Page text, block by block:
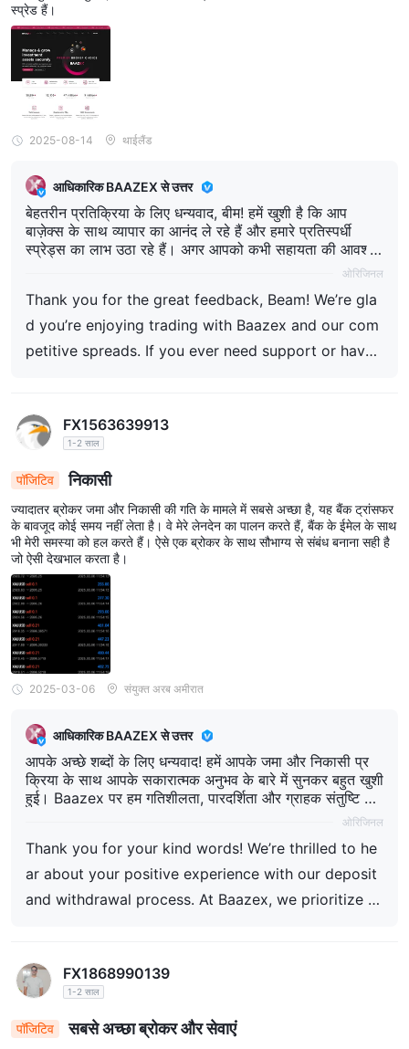
स्प्रेड हैं।
2025-08-14 थाईलैंड
आधिकारिक BAAZEX से उत्तर
बेहतरीन प्रतिक्रिया के लिए धन्यवाद, बीम! हमें खुशी है कि आप
बाज़ेक्स के साथ व्यापार का आनंद ले रहे हैं और हमारे प्रतिस्पर्धी
स्प्रेड्स का लाभ उठा रहे हैं। अगर आपको कभी सहायता की आवश्य
कता हो या अपने अनुभव को बेहतर बनाने के लिए कोई सुझाव हो, तो
रें। हैप्पी ट्रेडिंग!
ओरिजिनल
Thank you for the great feedback, Beam! We’re gla
d you’re enjoying trading with Baazex and our com
petitive spreads. If you ever need support or have
. Happy trading!”
FX1563639913
1-2 साल
पॉजिटिव निकासी
ज्यादातर ब्रोकर जमा और निकासी की गति के मामले में सबसे अच्छा है, यह बैंक ट्रांसफर
के बावजूद कोई समय नहीं लेता है। वे मेरे लेनदेन का पालन करते हैं, बैंक के ईमेल के साथ
भी मेरी समस्या को हल करते हैं। ऐसे एक ब्रोकर के साथ सौभाग्य से संबंध बनाना सही है
जो ऐसी देखभाल करता है।
2025-03-06 संयुक्त अरब अमीरात
आधिकारिक BAAZEX से उत्तर
आपके अच्छे शब्दों के लिए धन्यवाद! हमें आपके जमा और निकासी प्र
क्रिया के साथ आपके सकारात्मक अनुभव के बारे में सुनकर बहुत खुशी
हुई। Baazex पर हम गतिशीलता, पारदर्शिता और ग्राहक संतुष्टि को
प्राथमिकता देते हैं, जिससे हर लेनदेन सहज और परेशानी मुक्त होती
सहायता के लिए यहाँ हैं। खुश ट्रेडिंग करें! 🚀
ओरिजिनल
Thank you for your kind words! We’re thrilled to he
ar about your positive experience with our deposit
and withdrawal process. At Baazex, we prioritize s
Your trust means the world to us, and we’re always
here to assist you. Happy trading! 🚀
FX1868990139
1-2 साल
पॉजिटिव सबसे अच्छा ब्रोकर और सेवाएं